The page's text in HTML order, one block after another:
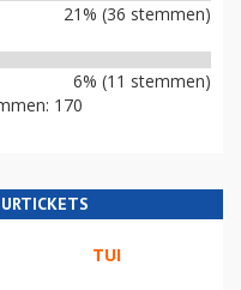
21% (36 stemmen)
6% (11 stemmen)
170
TUI